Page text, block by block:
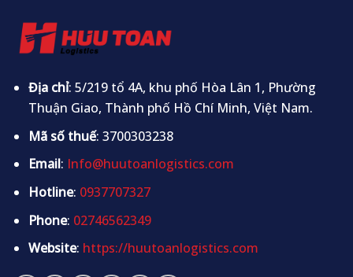
Địa chỉ: 5/219 tổ 4A, khu phố Hòa Lân 1, Phường
Thuận Giao, Thành phố Hồ Chí Minh, Việt Nam.
Mã số thuế: 3700303238
Email: Info@huutoanlogistics.com
Hotline: 0937707327
Phone: 02746562349
Website: https://huutoanlogistics.com